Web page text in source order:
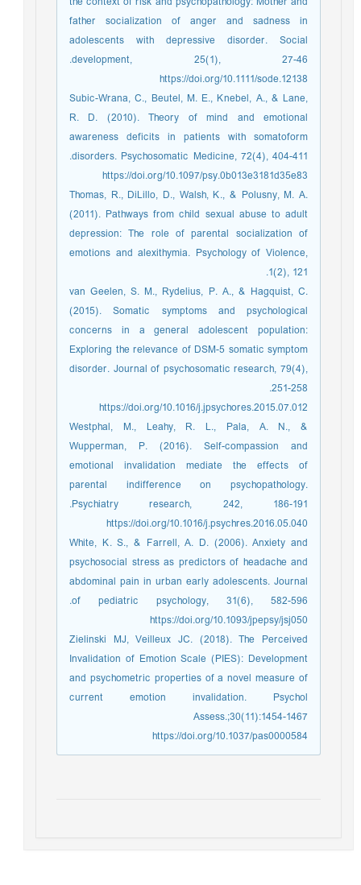
father socialization of anger and sadness in
adolescents with depressive disorder. Social
development, 25(1), 27-46.‏
https://doi.org/10.1111/sode.12138
Subic-Wrana, C., Beutel, M. E., Knebel, A., & Lane,
R. D. (2010). Theory of mind and emotional
awareness deficits in patients with somatoform
disorders. Psychosomatic Medicine, 72(4), 404-411.‏
https://doi.org/10.1097/psy.0b013e3181d35e83
Thomas, R., DiLillo, D., Walsh, K., & Polusny, M. A.
(2011). Pathways from child sexual abuse to adult
depression: The role of parental socialization of
emotions and alexithymia. Psychology of Violence,
1(2), 121.‏
van Geelen, S. M., Rydelius, P. A., & Hagquist, C.
(2015). Somatic symptoms and psychological
concerns in a general adolescent population:
Exploring the relevance of DSM-5 somatic symptom
disorder. Journal of psychosomatic research, 79(4),
251-258.‏
https://doi.org/10.1016/j.jpsychores.2015.07.012
Westphal, M., Leahy, R. L., Pala, A. N., &
Wupperman, P. (2016). Self-compassion and
emotional invalidation mediate the effects of
parental indifference on psychopathology.
Psychiatry research, 242, 186-191.‏
https://doi.org/10.1016/j.psychres.2016.05.040
White, K. S., & Farrell, A. D. (2006). Anxiety and
psychosocial stress as predictors of headache and
abdominal pain in urban early adolescents. Journal
of pediatric psychology, 31(6), 582-596.‏
https://doi.org/10.1093/jpepsy/jsj050
Zielinski MJ, Veilleux JC. (2018). The Perceived
Invalidation of Emotion Scale (PIES): Development
and psychometric properties of a novel measure of
current emotion invalidation. Psychol
Assess.;30(11):1454-1467
https://doi.org/10.1037/pas0000584